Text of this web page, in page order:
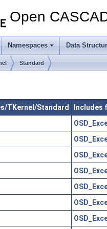
Open
Namespaces Data
Standard
TKernel/Standard
Includes